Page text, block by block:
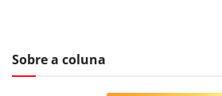
Sobre a coluna